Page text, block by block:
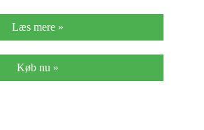
Læs mere »
Køb nu »